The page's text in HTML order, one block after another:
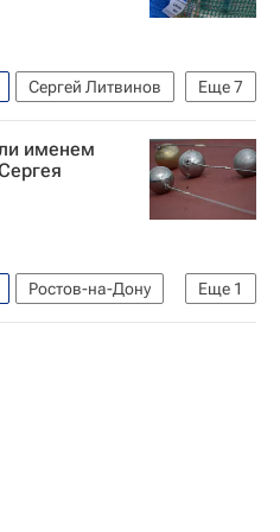
Еще7
Сергей Литвинов
Всероссийская федерация легкой атлетики (ВФЛА)
Легкая атлетика
именем
Еще 1
Ростов-на-Дону